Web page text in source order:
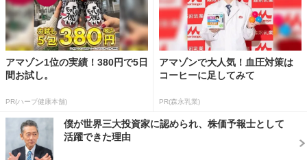
アマゾン1位の実績！380円で5日
間お試し。
PR(ハーブ健康本舗)
アマゾンで大人気！血圧対策は
コーヒーに足してみて
PR(森永乳業)
僕が世界三大投資家に認められ、株価予報士として
活躍できた理由